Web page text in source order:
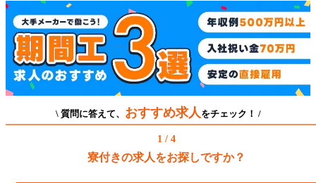
\ 質問に答えて、 おすすめ求人 をチェック！ /
1 / 4
寮付きの求人をお探しですか？